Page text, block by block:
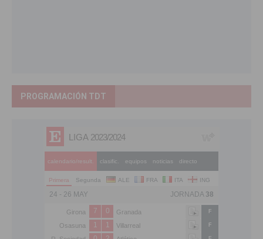
PROGRAMACIÓN TDT